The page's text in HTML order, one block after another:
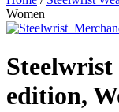
Women
edition,